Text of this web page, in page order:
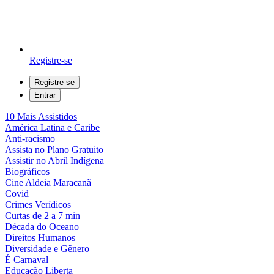
Registre-se
Registre-se
Entrar
10 Mais Assistidos
América Latina e Caribe
Anti-racismo
Assista no Plano Gratuito
Assistir no Abril Indígena
Biográficos
Cine Aldeia Maracanã
Covid
Crimes Verídicos
Curtas de 2 a 7 min
Década do Oceano
Direitos Humanos
Diversidade e Gênero
É Carnaval
Educação Liberta